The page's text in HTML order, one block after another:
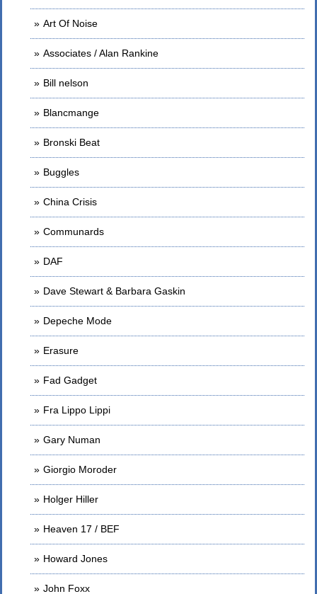
Art Of Noise
Associates / Alan Rankine
Bill nelson
Blancmange
Bronski Beat
Buggles
China Crisis
Communards
DAF
Dave Stewart & Barbara Gaskin
Depeche Mode
Erasure
Fad Gadget
Fra Lippo Lippi
Gary Numan
Giorgio Moroder
Holger Hiller
Heaven 17 / BEF
Howard Jones
John Foxx